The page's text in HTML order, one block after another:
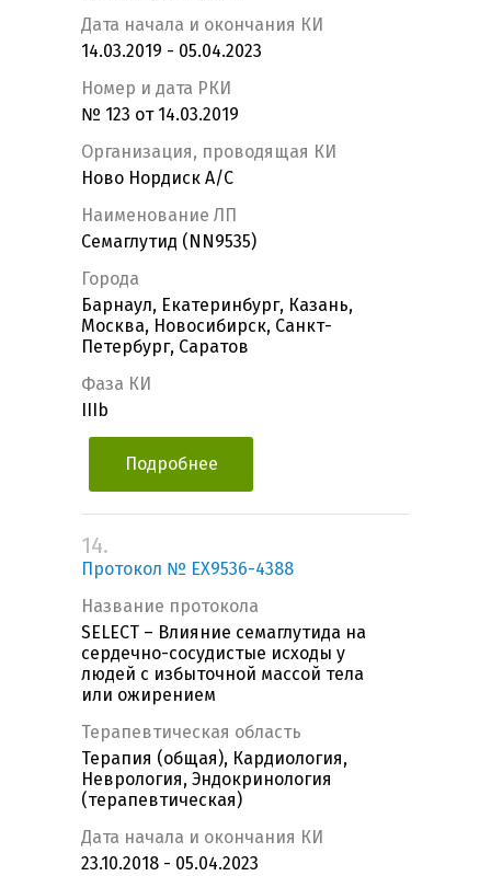
Дата начала и окончания КИ
14.03.2019 - 05.04.2023
Номер и дата РКИ
№ 123 от 14.03.2019
Организация, проводящая КИ
Ново Нордиск А/С
Наименование ЛП
Семаглутид (NN9535)
Города
Барнаул, Екатеринбург, Казань,
Москва, Новосибирск, Санкт-
Петербург, Саратов
Фаза КИ
IIIb
Подробнее
14.
Протокол № EX9536-4388
Название протокола
SELECT – Влияние семаглутида на
сердечно-сосудистые исходы у
людей с избыточной массой тела
или ожирением
Терапевтическая область
Терапия (общая), Кардиология,
Неврология, Эндокринология
(терапевтическая)
Дата начала и окончания КИ
23.10.2018 - 05.04.2023